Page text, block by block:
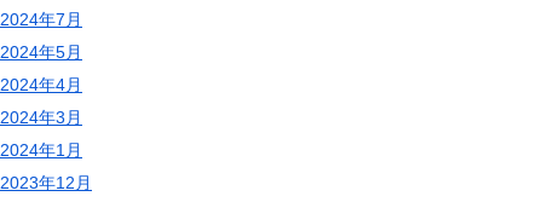
2024年7月
2024年5月
2024年4月
2024年3月
2024年1月
2023年12月